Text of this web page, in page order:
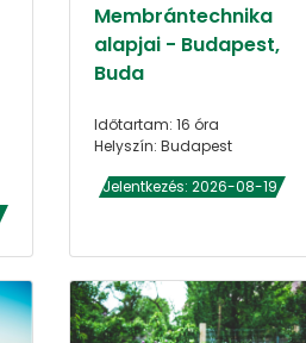
Membrántechnika
alapjai - Budapest,
Buda
Időtartam: 16 óra
Helyszín: Budapest
Jelentkezés: 2026-08-19